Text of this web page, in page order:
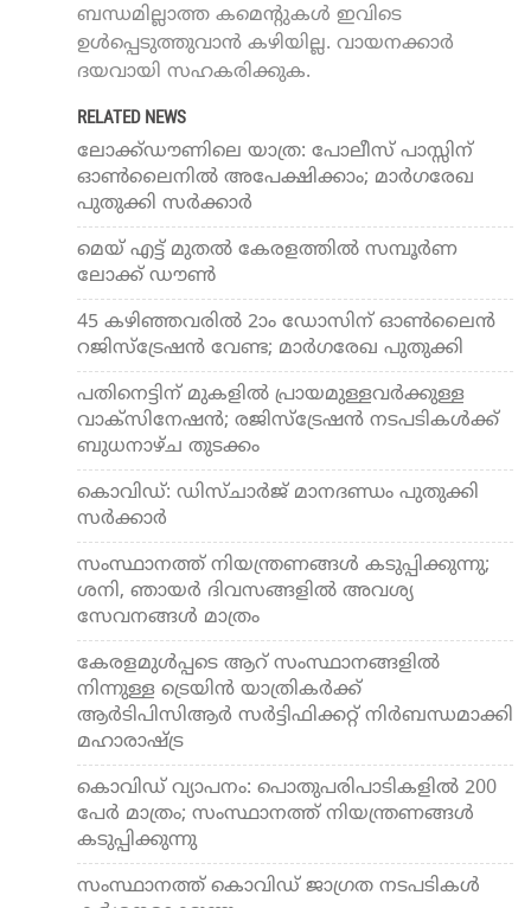
ബന്ധമില്ലാത്ത കമെന്റുകൾ ഇവിടെ
ഉൾപ്പെടുത്തുവാൻ കഴിയില്ല. വായനക്കാർ
ദയവായി സഹകരിക്കുക.
RELATED NEWS
ലോക്ക്ഡൗണിലെ യാത്ര: പോലീസ് പാസ്സിന്
ഓണ്‍ലൈനില്‍ അപേക്ഷിക്കാം; മാര്‍ഗരേഖ
പുതുക്കി സര്‍ക്കാര്‍
മെയ് എട്ട് മുതല്‍ കേരളത്തില്‍ സമ്പൂര്‍ണ
ലോക്ക് ഡൗണ്‍
45 കഴിഞ്ഞവരില്‍ 2ാം ഡോസിന് ഓണ്‍ലൈന്‍
റജിസ്‌ട്രേഷന്‍ വേണ്ട; മാര്‍ഗരേഖ പുതുക്കി
പതിനെട്ടിന് മുകളില്‍ പ്രായമുള്ളവര്‍ക്കുള്ള
വാക്സിനേഷന്‍; രജിസ്ട്രേഷന്‍ നടപടികള്‍ക്ക്
ബുധനാഴ്ച തുടക്കം
കൊവിഡ്: ഡിസ്ചാര്‍ജ് മാനദണ്ഡം പുതുക്കി
സര്‍ക്കാര്‍
സംസ്ഥാനത്ത് നിയന്ത്രണങ്ങള്‍ കടുപ്പിക്കുന്നു;
ശനി, ഞായര്‍ ദിവസങ്ങളില്‍ അവശ്യ
സേവനങ്ങള്‍ മാത്രം
കേരളമുള്‍പ്പടെ ആറ് സംസ്ഥാനങ്ങളില്‍
നിന്നുള്ള ട്രെയിന്‍ യാത്രികര്‍ക്ക്
ആര്‍ടിപിസിആര്‍ സര്‍ട്ടിഫിക്കറ്റ് നിര്‍ബന്ധമാക്കി
മഹാരാഷ്ട്ര
കൊവിഡ് വ്യാപനം: പൊതുപരിപാടികളില്‍ 200
പേര്‍ മാത്രം; സംസ്ഥാനത്ത് നിയന്ത്രണങ്ങള്‍
കടുപ്പിക്കുന്നു
സംസ്ഥാനത്ത് കൊവിഡ് ജാഗ്രത നടപടികള്‍